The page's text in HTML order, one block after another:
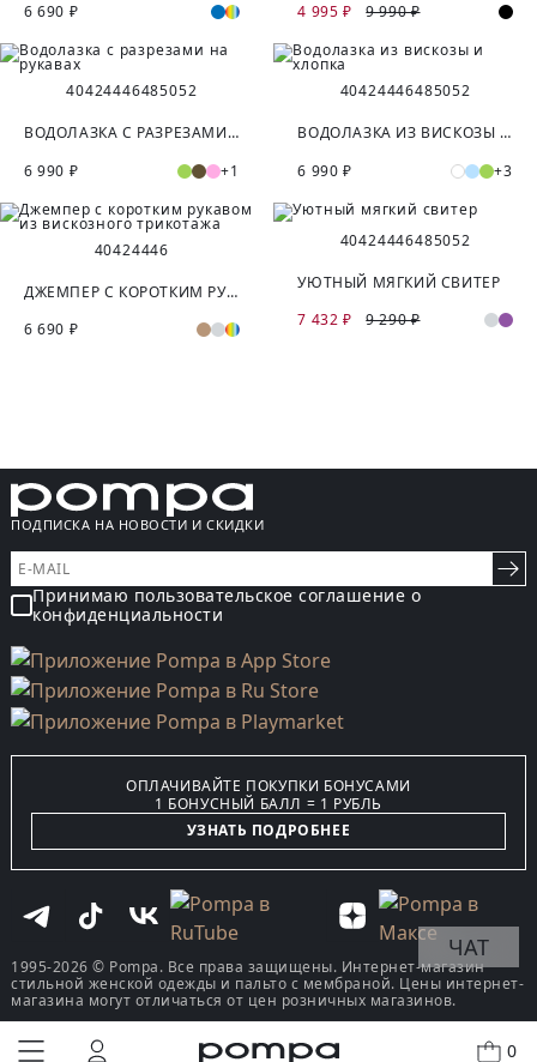
0
6 690 ₽
4 995 ₽
9 990 ₽
40424446485052
ВОДОЛАЗКА С РАЗРЕЗАМИ НА РУКАВАХ
6 990 ₽
+1
40424446485052
ВОДОЛАЗКА ИЗ ВИСКОЗЫ И ХЛОПКА
6 990 ₽
+3
40424446
ДЖЕМПЕР С КОРОТКИМ РУКАВОМ ИЗ ВИСКОЗНОГО ТРИКОТАЖА
6 690 ₽
40424446485052
УЮТНЫЙ МЯГКИЙ СВИТЕР
7 432 ₽
9 290 ₽
ПОДПИСКА НА НОВОСТИ И СКИДКИ
Принимаю пользовательское соглашение о
конфиденциальности
ОПЛАЧИВАЙТЕ ПОКУПКИ БОНУСАМИ
1 БОНУСНЫЙ БАЛЛ = 1 РУБЛЬ
УЗНАТЬ ПОДРОБНЕЕ
1995-2026 © Pompa. Все права защищены. Интернет-магазин
стильной женской одежды и пальто с мембраной. Цены интернет-
магазина могут отличаться от цен розничных магазинов.
ЧАТ